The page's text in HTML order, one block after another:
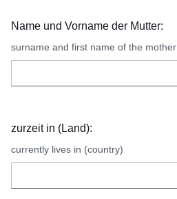
Name und Vorname der Mutter:
surname and first name of the mother
zurzeit in (Land):
currently lives in (country)